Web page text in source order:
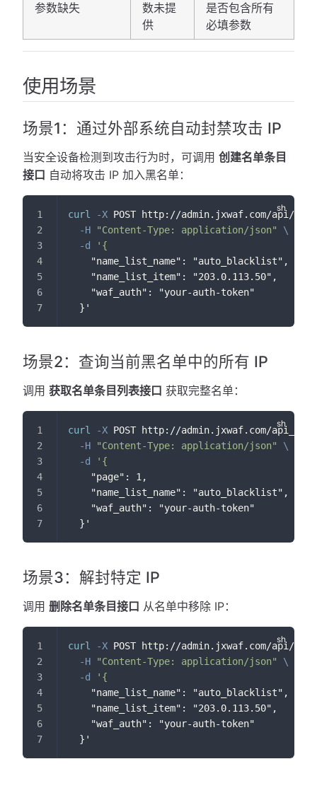
参数缺失
数未提
供
是否包含所有
必填参数
使用场景
场景1：通过外部系统自动封禁攻击 IP
当安全设备检测到攻击行为时，可调用 创建名单条目
接口 自动将攻击 IP 加入黑名单：
curl -X POST http://admin.jxwaf.com/api/
-H
"Content-Type: application/json"
\
-d
'{
    "name_list_name": "auto_blacklist",
    "name_list_item": "203.0.113.50",
    "waf_auth": "your-auth-token"
  }'
场景2：查询当前黑名单中的所有 IP
调用 获取名单条目列表接口 获取完整名单：
curl -X POST http://admin.jxwaf.com/
-H
"Content-Type: application/json"
\
-d
'{
    "page": 1,
    "name_list_name": "auto_blacklist",
    "waf_auth": "your-auth-token"
  }'
场景3：解封特定 IP
调用 删除名单条目接口 从名单中移除 IP：
curl -X POST http://admin.jxwaf.com/api/
-H
"Content-Type: application/json"
\
-d
'{
    "name_list_name": "auto_blacklist",
    "name_list_item": "203.0.113.50",
    "waf_auth": "your-auth-token"
  }'